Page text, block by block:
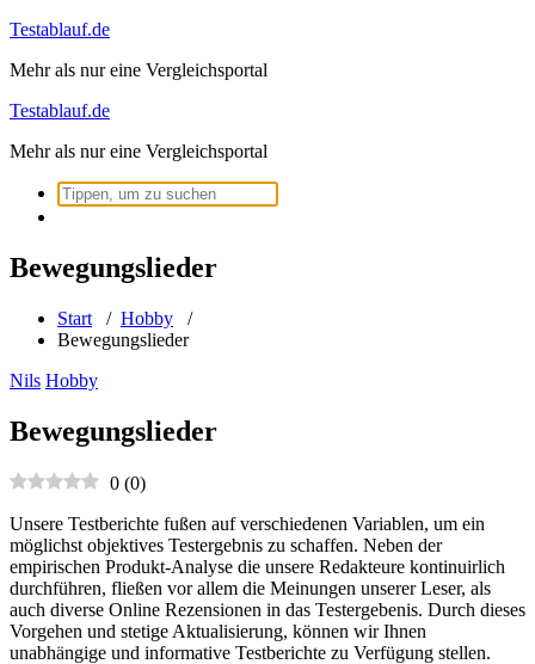
Zum
springen
Testablauf.de
Mehr als nur eine Vergleichsportal
Testablauf.de
Mehr als nur eine Vergleichsportal
Suchen
nach:
Bewegungslieder
Start / Hobby /
Bewegungslieder
Nils Hobby
Bewegungslieder
0 (0)
Unsere Testberichte fußen auf verschiedenen Variablen, um ein
möglichst objektives Testergebnis zu schaffen. Neben der
empirischen Produkt-Analyse die unsere Redakteure kontinuirlich
durchführen, fließen vor allem die Meinungen unserer Leser, als
auch diverse Online Rezensionen in das Testergebenis. Durch dieses
Vorgehen und stetige Aktualisierung, können wir Ihnen
unabhängige und informative Testberichte zu Verfügung stellen.